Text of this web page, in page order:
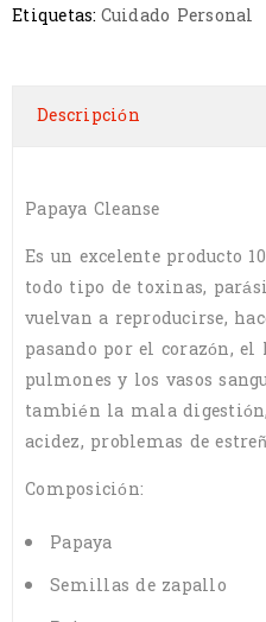
Etiquetas: Cuidado Personal
Descripción
Papaya Cleanse
Es un excelente producto
todo tipo de toxinas,
vuelvan a reproducirse,
pasando por el corazón,
pulmones y los vasos
también la mala
acidez, problemas de
Composición:
Papaya
Semillas de zapallo